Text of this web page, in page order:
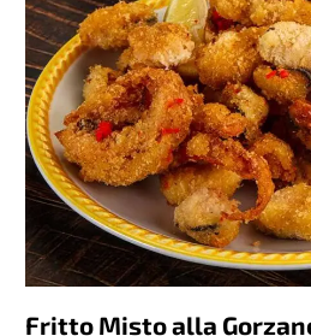
Fritto Misto alla